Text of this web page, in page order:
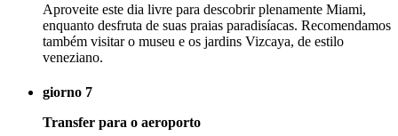
Aproveite este dia livre para descobrir plenamente Miami,
enquanto desfruta de suas praias paradisíacas. Recomendamos
também visitar o museu e os jardins Vizcaya, de estilo
veneziano.
giorno 7
Transfer para o aeroporto